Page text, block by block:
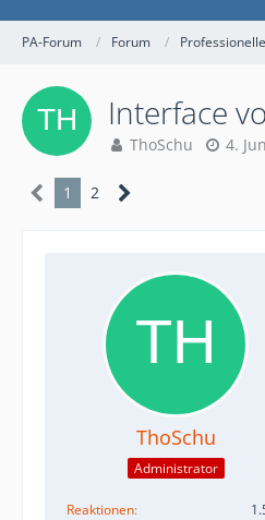
PA-Forum Forum
Interface
ThoSchu 4.
1 2
ThoSchu
Administrator
Reaktionen